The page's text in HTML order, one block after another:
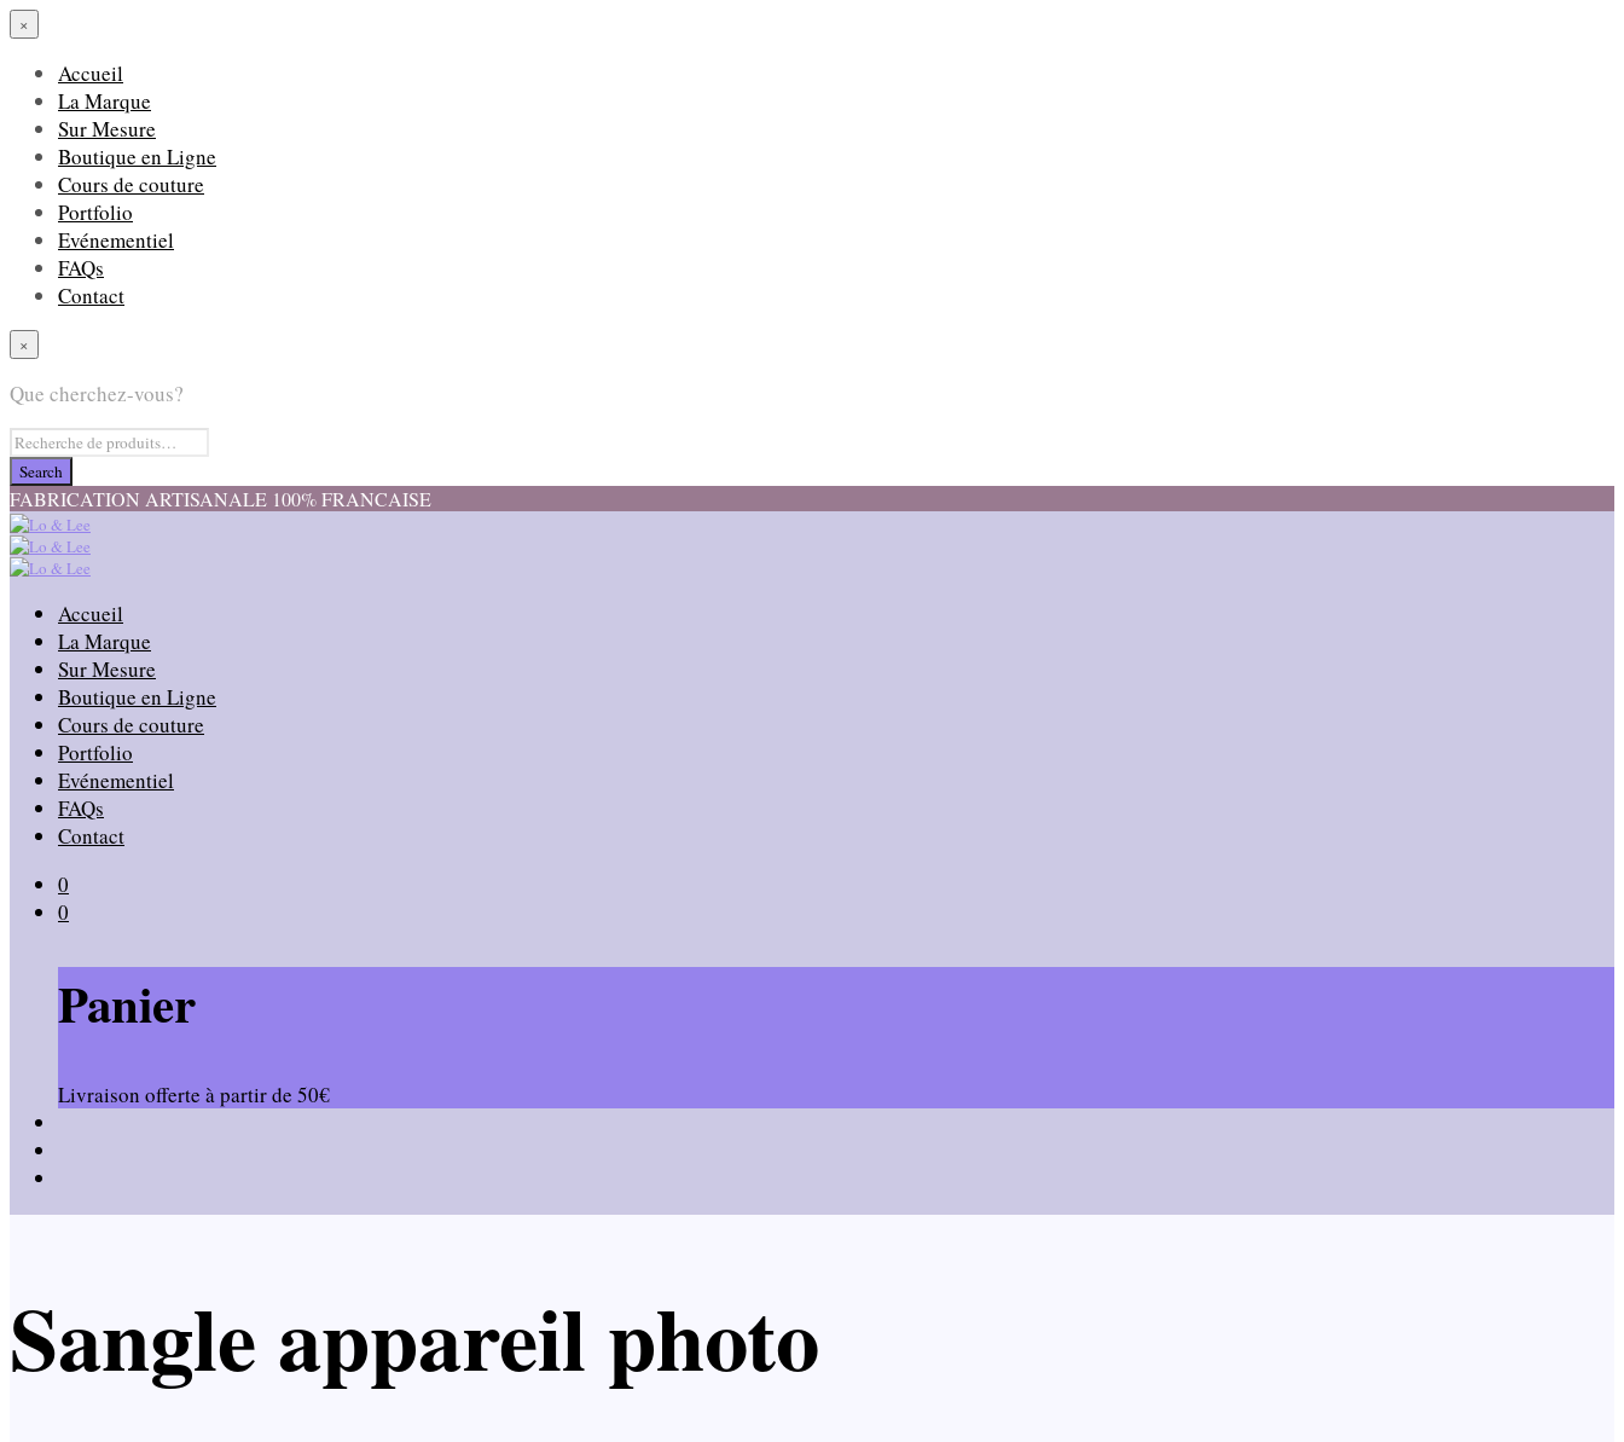
×
Accueil
La Marque
Sur Mesure
Boutique en Ligne
Cours de couture
Portfolio
Evénementiel
FAQs
Contact
×
Que cherchez-vous?
FABRICATION ARTISANALE 100% FRANCAISE
Accueil
La Marque
Sur Mesure
Boutique en Ligne
Cours de couture
Portfolio
Evénementiel
FAQs
Contact
0
0
Panier
Livraison offerte à partir de 50€
Sangle appareil photo